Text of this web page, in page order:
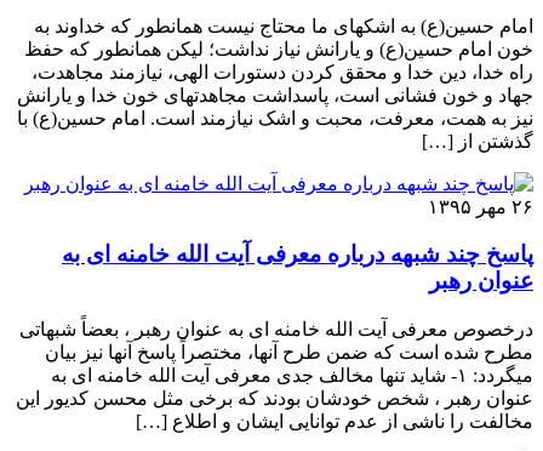
امام حسین(ع) به اشکهای ما محتاج نیست همانطور که خداوند به
خون امام حسین(ع) و یارانش نیاز نداشت؛ لیکن همانطور که حفظ
راه خدا، دین خدا و محقق کردن دستورات الهی، نیازمند مجاهدت،
جهاد و خون فشانی است، پاسداشت مجاهدتهای خون خدا و یارانش
نیز به همت، معرفت، محبت و اشک نیازمند است. امام حسین(ع) با
گذشتن از […]
۲۶ مهر ۱۳۹۵
پاسخ چند شبهه درباره معرفی آیت الله خامنه ای به
عنوان رهبر
درخصوص معرفی آیت الله خامنه ای به عنوان رهبر ، بعضاً شبهاتی
مطرح شده است که ضمن طرح آنها، مختصراً پاسخ آنها نیز بیان
میگردد: ۱- شاید تنها مخالف جدی معرفی آیت الله خامنه ای به
عنوان رهبر ، شخص خودشان بودند که برخی مثل محسن کدیور این
مخالفت را ناشی از عدم توانایی ایشان و اطلاع […]